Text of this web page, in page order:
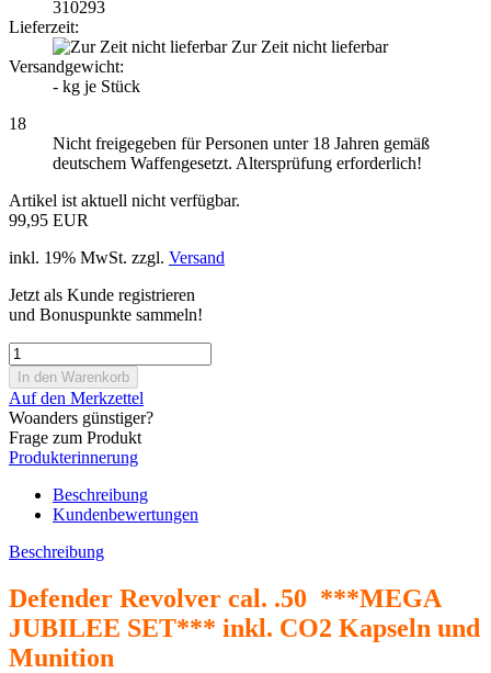
310293
Lieferzeit:
Zur Zeit nicht lieferbar
Versandgewicht:
- kg je Stück
18
Nicht freigegeben für Personen unter 18 Jahren gemäß
deutschem Waffengesetzt. Altersprüfung erforderlich!
Artikel ist aktuell nicht verfügbar.
99,95 EUR
inkl. 19% MwSt. zzgl. Versand
Jetzt als Kunde registrieren
und Bonuspunkte sammeln!
Auf den Merkzettel
Woanders günstiger?
Frage zum Produkt
Produkterinnerung
Beschreibung
Kundenbewertungen
Beschreibung
Defender Revolver cal. .50 ***MEGA
JUBILEE SET*** inkl. CO2 Kapseln und
Munition